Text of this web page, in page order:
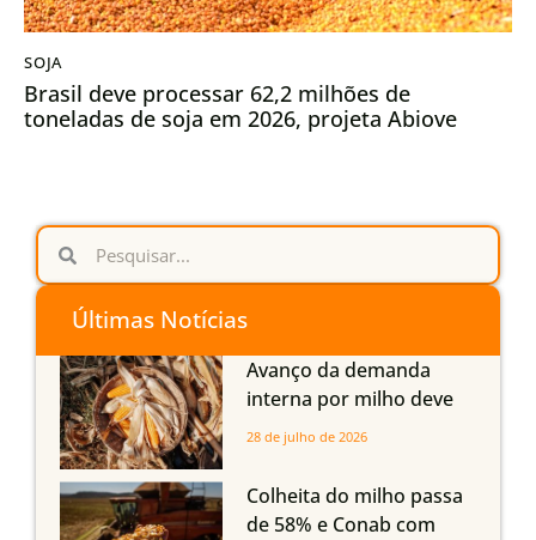
SOJA
Brasil deve processar 62,2 milhões de
toneladas de soja em 2026, projeta Abiove
Últimas Notícias
Avanço da demanda
interna por milho deve
compensar aumento da
em Mato Grosso, aponta
Imea
28 de julho de 2026
Colheita do milho passa
de 58% e Conab com